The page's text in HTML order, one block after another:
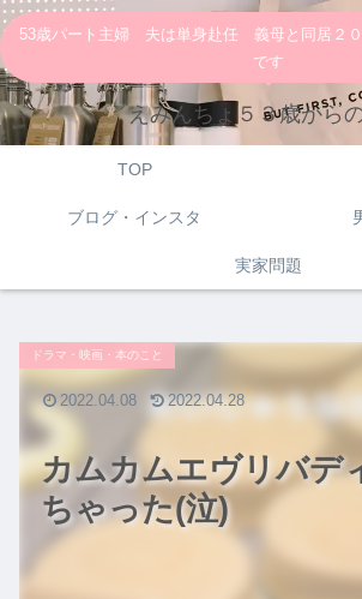
53歳パート主婦 夫は単身赴任 義母と同居２
です
えみんちょ５３歳から
TOP
ブログ・インスタ
実家問題
カムカムエヴリバデ
ちゃった(泣)
ドラマ・映画・本のこと
2022.04.08 2022.04.28